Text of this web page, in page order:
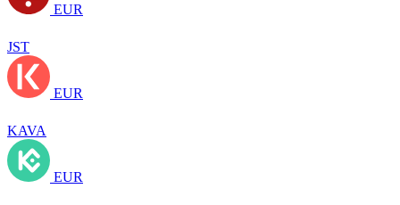
EUR
JST
EUR
KAVA
EUR